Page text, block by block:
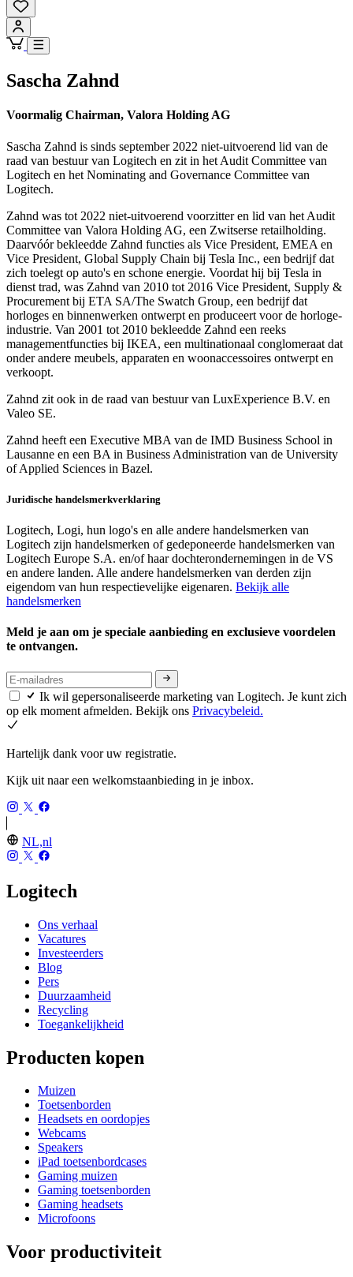
Sascha Zahnd
Voormalig Chairman, Valora Holding AG
Sascha Zahnd is sinds september 2022 niet-uitvoerend lid van de
raad van bestuur van Logitech en zit in het Audit Committee van
Logitech en het Nominating and Governance Committee van
Logitech.
Zahnd was tot 2022 niet-uitvoerend voorzitter en lid van het Audit
Committee van Valora Holding AG, een Zwitserse retailholding.
Daarvóór bekleedde Zahnd functies als Vice President, EMEA en
Vice President, Global Supply Chain bij Tesla Inc., een bedrijf dat
zich toelegt op auto's en schone energie. Voordat hij bij Tesla in
dienst trad, was Zahnd van 2010 tot 2016 Vice President, Supply &
Procurement bij ETA SA/The Swatch Group, een bedrijf dat
horloges en binnenwerken ontwerpt en produceert voor de horloge-
industrie. Van 2001 tot 2010 bekleedde Zahnd een reeks
managementfuncties bij IKEA, een multinationaal conglomeraat dat
onder andere meubels, apparaten en woonaccessoires ontwerpt en
verkoopt.
Zahnd zit ook in de raad van bestuur van LuxExperience B.V. en
Valeo SE.
Zahnd heeft een Executive MBA van de IMD Business School in
Lausanne en een BA in Business Administration van de University
of Applied Sciences in Bazel.
Juridische handelsmerkverklaring
Logitech, Logi, hun logo's en alle andere handelsmerken van
Logitech zijn handelsmerken of gedeponeerde handelsmerken van
Logitech Europe S.A. en/of haar dochterondernemingen in de VS
en andere landen. Alle andere handelsmerken van derden zijn
eigendom van hun respectievelijke eigenaren. Bekijk alle
handelsmerken
Meld je aan om je speciale aanbieding en exclusieve voordelen
te ontvangen.
Ik wil gepersonaliseerde marketing van Logitech. Je kunt zich
op elk moment afmelden. Bekijk ons Privacybeleid.
Hartelijk dank voor uw registratie.
Kijk uit naar een welkomstaanbieding in je inbox.
NL,nl
Logitech
Ons verhaal
Vacatures
Investeerders
Blog
Pers
Duurzaamheid
Recycling
Toegankelijkheid
Producten kopen
Muizen
Toetsenborden
Headsets en oordopjes
Webcams
Speakers
iPad toetsenbordcases
Gaming muizen
Gaming toetsenborden
Gaming headsets
Microfoons
Voor productiviteit